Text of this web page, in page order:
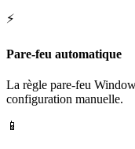
⚡
Pare-feu automatique
La règle pare-feu
configuration manuelle.
📱